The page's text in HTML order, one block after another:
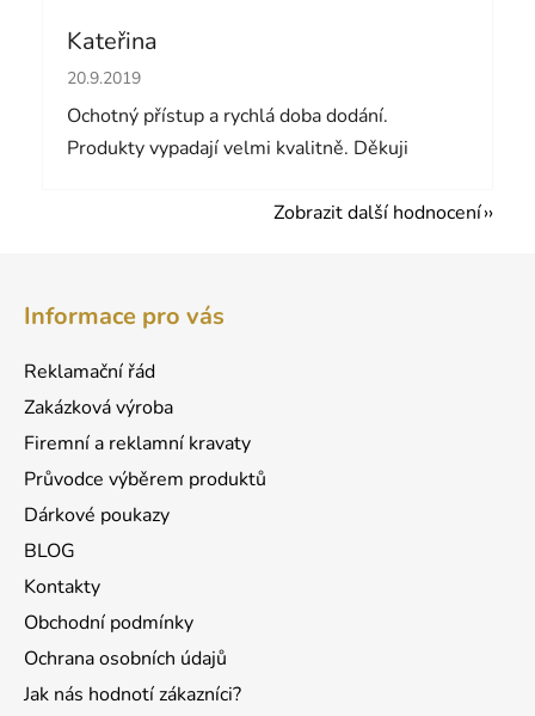
Kateřina
Hodnocení obchodu je 5 z 5 hvězdiček.
20.9.2019
Ochotný přístup a rychlá doba dodání.
Produkty vypadají velmi kvalitně. Děkuji
Zobrazit další hodnocení
Informace pro vás
Reklamační řád
Zakázková výroba
Firemní a reklamní kravaty
Průvodce výběrem produktů
Dárkové poukazy
BLOG
Kontakty
Obchodní podmínky
Ochrana osobních údajů
Jak nás hodnotí zákazníci?